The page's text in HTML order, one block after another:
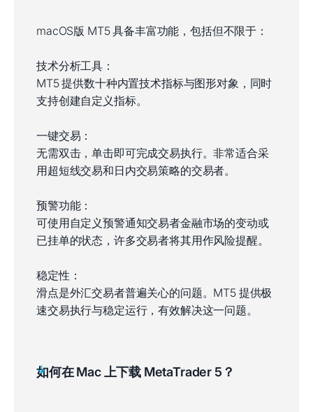
macOS版 MT5 具备丰富功能，包括但不限于：
技术分析工具：
MT5 提供数十种内置技术指标与图形对象，同时
支持创建自定义指标。
一键交易：
无需双击，单击即可完成交易执行。非常适合采
用超短线交易和日内交易策略的交易者。
预警功能：
可使用自定义预警通知交易者金融市场的变动或
已挂单的状态，许多交易者将其用作风险提醒。
稳定性：
滑点是外汇交易者普遍关心的问题。MT5 提供极
速交易执行与稳定运行，有效解决这一问题。
如何在 Mac 上下载 MetaTrader 5？